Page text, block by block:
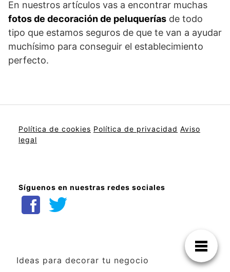
En nuestros artículos vas a encontrar muchas
fotos de decoración de peluquerías de todo
tipo que estamos seguros de que te van a ayudar
muchísimo para conseguir el establecimiento
perfecto.
Política de cookies Política de privacidad Aviso
legal
Síguenos en nuestras redes sociales
Ideas para decorar tu negocio